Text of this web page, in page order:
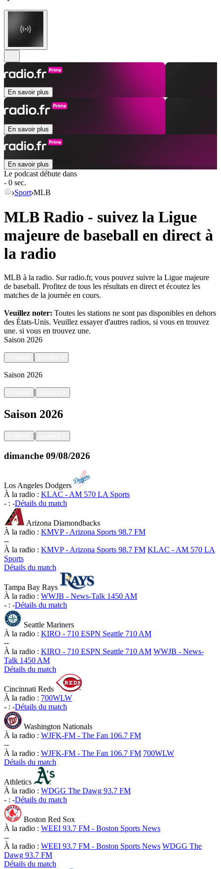
En savoir plus
En savoir plus
En savoir plus
Le podcast débute dans
- 0 sec.
Sport MLB
MLB Radio - suivez la Ligue
majeure de baseball en direct à
la radio
MLB à la radio. Sur radio.fr, vous pouvez suivre la Ligue majeure
de baseball. Profitez de tous les résultats en direct et écoutez les
matches de la journée en cours.
Veuillez noter: Toutes les stations ne sont pas disponibles en dehors
des États-Unis. Veuillez essayer d'autres radios, si vous en trouvez
une. si vous en trouvez une.
Saison 2026
Saison 2026
|
Saison 2026
|
dimanche 09/08/2026
Los Angeles Dodgers
À la radio : KLAC - AM 570 LA Sports
- : -Détails du match
Arizona Diamondbacks
À la radio : KMVP - Arizona Sports 98.7 FM
--
À la radio : KMVP - Arizona Sports 98.7 FM KLAC - AM 570 LA
Sports
Détails du match
Tampa Bay Rays
À la radio : WWJB - News-Talk 1450 AM
- : -Détails du match
Seattle Mariners
À la radio : KIRO - 710 ESPN Seattle 710 AM
--
À la radio : KIRO - 710 ESPN Seattle 710 AM WWJB - News-
Talk 1450 AM
Détails du match
Cincinnati Reds
À la radio : 700WLW
- : -Détails du match
Washington Nationals
À la radio : WJFK-FM - The Fan 106.7 FM
--
À la radio : WJFK-FM - The Fan 106.7 FM 700WLW
Détails du match
Athletics
À la radio : WDGG The Dawg 93.7 FM
- : -Détails du match
Boston Red Sox
À la radio : WEEI 93.7 FM - Boston Sports News
--
À la radio : WEEI 93.7 FM - Boston Sports News WDGG The
Dawg 93.7 FM
Détails du match